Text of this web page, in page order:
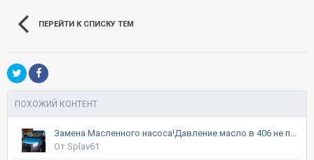
ПЕРЕЙТИ К СПИСКУ ТЕМ
ПОХОЖИЙ КОНТЕНТ
Замена Масленного насоса!Давление масло в 406 не проблема
От Splav61